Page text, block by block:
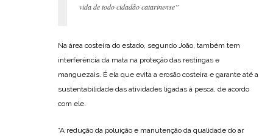
vida de todo cidadão catarinense”
Na área costeira do estado, segundo João, também tem
interferência da mata na proteção das restingas e
manguezais. É ela que evita a erosão costeira e garante até a
sustentabilidade das atividades ligadas à pesca, de acordo
com ele.
“A redução da poluição e manutenção da qualidade do ar